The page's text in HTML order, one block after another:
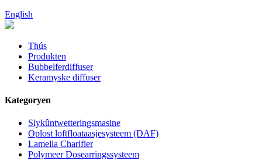
English
Thús
Produkten
Bubbelferdiffuser
Keramyske diffuser
Kategoryen
Slykûntwetteringsmasine
Oplost loftfloataasjesysteem (DAF)
Lamella Charifier
Polymeer Dosearringssysteem